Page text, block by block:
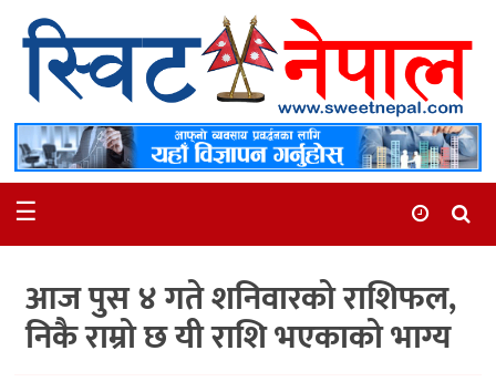
समाचार
स्थानीय
मनोरञ्जन
अन्तर्वार्ता
समाज
☰
आज पुस ४ गते शनिवारको राशिफल,
निकै राम्रो छ यी राशि भएकाको भाग्य